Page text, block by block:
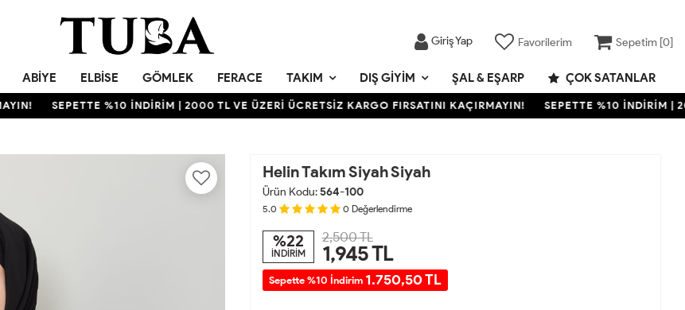
Giriş Yap Favorilerim Sepetim [0]
ABIYE ELBISE GÖMLEK FERACE TAKIM DIŞ GIYIM ŞAL & EŞARP ÇOK SATANLAR
SEPETTE %10 İNDİRİM | 2000 TL VE ÜZERİ ÜCRETSİZ KARGO FIRSATINI KAÇIRMAYIN! SEPETTE %10 İNDİRİM | 2000
Helin Takım Siyah Siyah
Ürün Kodu:564-100
5.0 0 Değerlendirme
%22
İNDİRİM
2,500 TL
1,945TL
Sepette %10 İndirim 1.750,50 TL